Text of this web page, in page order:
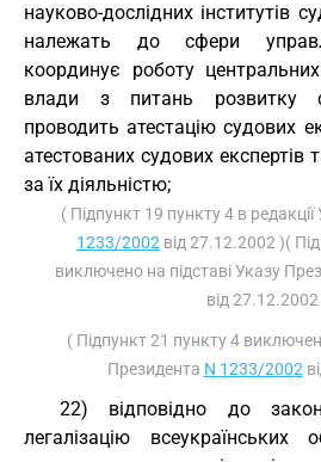
науково-дослідних інститутів
належать до сфери
координує роботу
влади з питань розвитку
проводить атестацію судових
атестованих судових експертів
за їх діяльністю;
( Підпункт 19 пункту 4 в
1233/2002 від 27.12.2002 )(
виключено на підставі Указу
від 27.12.2002
( Підпункт 21 пункту 4
Президента N 1233/2002
22) відповідно до
легалізацію всеукраїнських